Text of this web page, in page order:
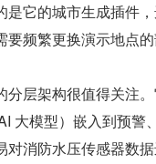
它的城市生成插件
频繁更换演示地点
分层架构很值得关注
大模型）嵌入到预警
消防水压传感器数